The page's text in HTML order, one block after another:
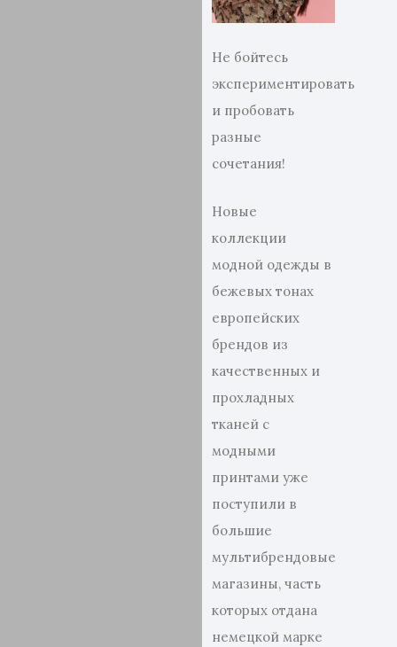
Не бойтесь
экспериментировать
и пробовать
разные
сочетания!
Новые
коллекции
модной одежды в
бежевых тонах
европейских
брендов из
качественных и
прохладных
тканей с
модными
принтами уже
поступили в
большие
мультибрендовые
магазины, часть
которых отдана
немецкой марке